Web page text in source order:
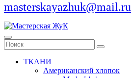
masterskayazhuk@mail.ru
ТКАНИ
Американский хлопок